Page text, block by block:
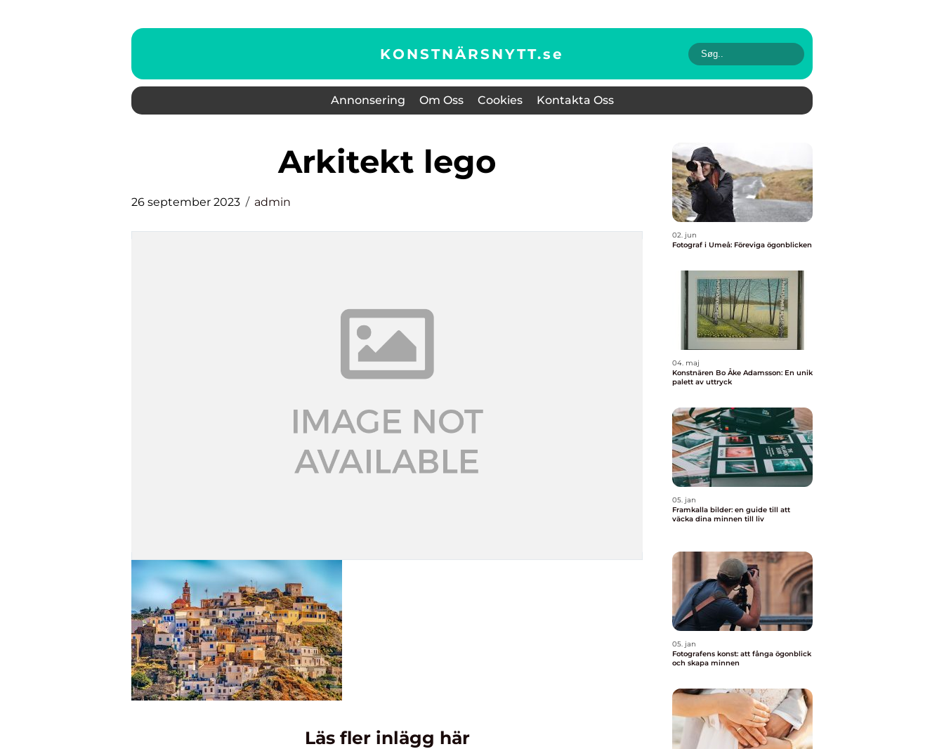
KONSTNÄRSNYTT.se
Annonsering Om Oss Cookies Kontakta Oss
arkitekt lego
26 september 2023 admin
Läs fler inlägg här
02. jun
Fotograf i Umeå: Föreviga ögonblicken
04. maj
Konstnären Bo Åke Adamsson: En unik
palett av uttryck
05. jan
Framkalla bilder: en guide till att
väcka dina minnen till liv
05. jan
Fotografens konst: att fånga ögonblick
och skapa minnen